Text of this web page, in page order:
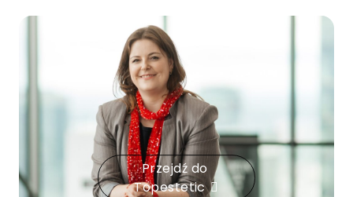
Przejdź do
Topestetic